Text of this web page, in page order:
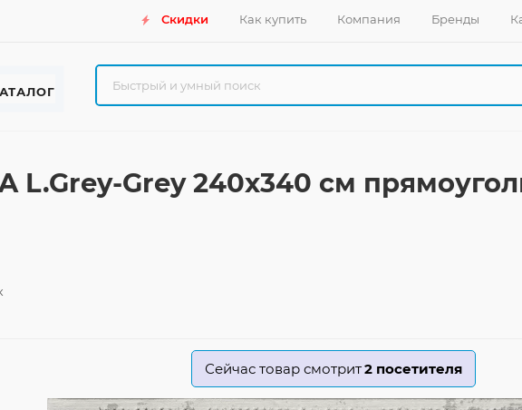
Скидки Как купить Компания Бренды
L.Grey-Grey 240x340 см
Сейчас товар смотрит2 посетителя